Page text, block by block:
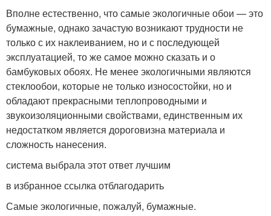
Вполне естественно, что самые экологичные обои — это
бумажные, однако зачастую возникают трудности не
только с их наклеиванием, но и с последующей
эксплуатацией, то же самое можно сказать и о
бамбуковых обоях. Не менее экологичными являются
стеклообои, которые не только износостойки, но и
обладают прекрасными теплопроводными и
звукоизоляционными свойствами, единственным их
недостатком является дороговизна материала и
сложность нанесения.
система выбрала этот ответ лучшим
в избранное ссылка отблагодарить
Самые экологичные, пожалуй, бумажные.